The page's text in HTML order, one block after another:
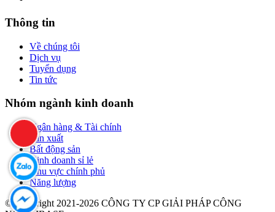
Thông tin
Về chúng tôi
Dịch vụ
Tuyển dụng
Tin tức
Nhóm ngành kinh doanh
Ngân hàng & Tài chính
Sản xuất
Bất động sản
Kinh doanh sỉ lẻ
Khu vực chính phủ
Năng lượng
© Copyright 2021-2026 CÔNG TY CP GIẢI PHÁP CÔNG